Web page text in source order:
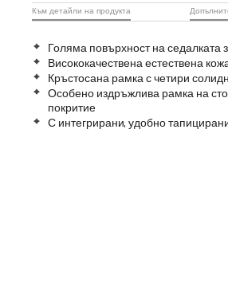
Голяма повърхност на
Висококачествена естествена
Кръстосана рамка с четири
Особено издръжлива рамка на
покритие
С интегрирани, удобно
Към детайли на продукта